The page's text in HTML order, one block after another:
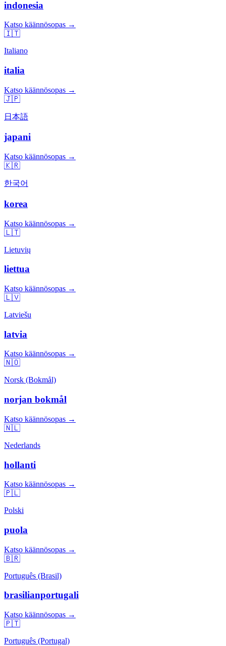
indonesia
Katso käännösopas →
🇮🇹
Italiano
italia
Katso käännösopas →
🇯🇵
日本語
japani
Katso käännösopas →
🇰🇷
한국어
korea
Katso käännösopas →
🇱🇹
Lietuvių
liettua
Katso käännösopas →
🇱🇻
Latviešu
latvia
Katso käännösopas →
🇳🇴
Norsk (Bokmål)
norjan bokmål
Katso käännösopas →
🇳🇱
Nederlands
hollanti
Katso käännösopas →
🇵🇱
Polski
puola
Katso käännösopas →
🇧🇷
Português (Brasil)
brasilianportugali
Katso käännösopas →
🇵🇹
Português (Portugal)